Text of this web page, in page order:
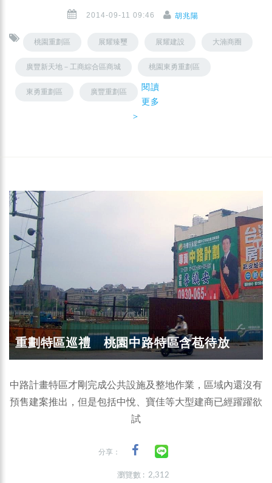
2014-09-11 09:46 胡兆陽
桃園重劃區 展耀臻璽 展耀建設 大湳商圈
廣豐新天地－工商綜合區商城 桃園東勇重劃區
東勇重劃區 廣豐重劃區
閱讀
更多
＞
重劃特區巡禮 桃園中路特區含苞待放
中路計畫特區才剛完成公共設施及整地作業，區域內還沒有
預售建案推出，但是包括中悅、寶佳等大型建商已經躍躍欲
試
分享：
瀏覽數 : 2,312